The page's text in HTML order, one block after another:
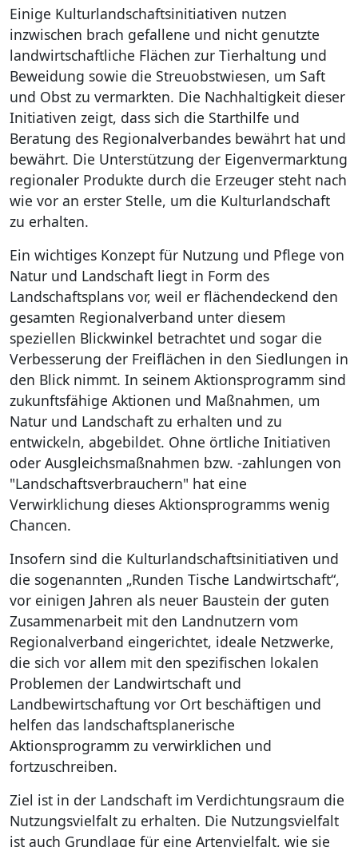
Einige Kulturlandschaftsinitiativen nutzen
inzwischen brach gefallene und nicht genutzte
landwirtschaftliche Flächen zur Tierhaltung und
Beweidung sowie die Streuobstwiesen, um Saft
und Obst zu vermarkten. Die Nachhaltigkeit dieser
Initiativen zeigt, dass sich die Starthilfe und
Beratung des Regionalverbandes bewährt hat und
bewährt. Die Unterstützung der Eigenvermarktung
regionaler Produkte durch die Erzeuger steht nach
wie vor an erster Stelle, um die Kulturlandschaft
zu erhalten.
Ein wichtiges Konzept für Nutzung und Pflege von
Natur und Landschaft liegt in Form des
Landschaftsplans vor, weil er flächendeckend den
gesamten Regionalverband unter diesem
speziellen Blickwinkel betrachtet und sogar die
Verbesserung der Freiflächen in den Siedlungen in
den Blick nimmt. In seinem Aktionsprogramm sind
zukunftsfähige Aktionen und Maßnahmen, um
Natur und Landschaft zu erhalten und zu
entwickeln, abgebildet. Ohne örtliche Initiativen
oder Ausgleichsmaßnahmen bzw. -zahlungen von
"Landschaftsverbrauchern" hat eine
Verwirklichung dieses Aktionsprogramms wenig
Chancen.
Insofern sind die Kulturlandschaftsinitiativen und
die sogenannten „Runden Tische Landwirtschaft“,
vor einigen Jahren als neuer Baustein der guten
Zusammenarbeit mit den Landnutzern vom
Regionalverband eingerichtet, ideale Netzwerke,
die sich vor allem mit den spezifischen lokalen
Problemen der Landwirtschaft und
Landbewirtschaftung vor Ort beschäftigen und
helfen das landschaftsplanerische
Aktionsprogramm zu verwirklichen und
fortzuschreiben.
Ziel ist in der Landschaft im Verdichtungsraum die
Nutzungsvielfalt zu erhalten. Die Nutzungsvielfalt
ist auch Grundlage für eine Artenvielfalt, wie sie
Recht
Service